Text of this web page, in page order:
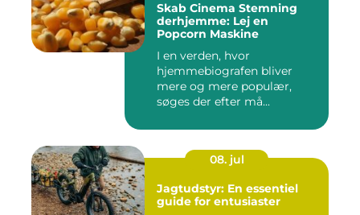
Skab Cinema Stemning
derhjemme: Lej en
Popcorn Maskine
I en verden, hvor
hjemmebiografen bliver
mere og mere populær,
søges der efter må...
08. jul
Jagtudstyr: En essentiel
guide for entusiaster